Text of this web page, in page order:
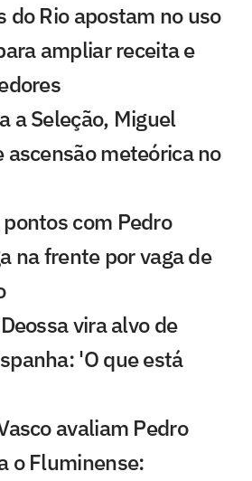
do Rio apostam no uso
ampliar receita e
a Seleção, Miguel
ascensão meteórica no
com Pedro
na frente por vaga de
vira alvo de
'O que está
avaliam Pedro
o Fluminense: